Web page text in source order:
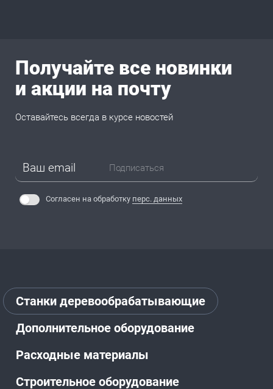
Станки деревообрабатывающие
Дополнительное оборудование
Расходные материалы
Строительное оборудование
Получайте все новинки
и акции на почту
Оставайтесь всегда в курсе новостей
Подписаться
Согласен на обработку перс. данных